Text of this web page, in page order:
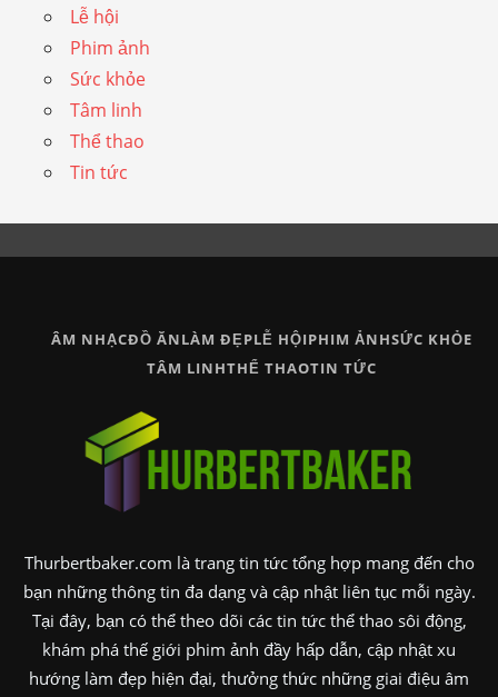
Lễ hội
Phim ảnh
Sức khỏe
Tâm linh
Thể thao
Tin tức
ÂM NHẠCĐỒ ĂNLÀM ĐẸPLỄ HỘIPHIM ẢNHSỨC KHỎE
TÂM LINHTHỂ THAOTIN TỨC
Thurbertbaker.com là trang tin tức tổng hợp mang đến cho
bạn những thông tin đa dạng và cập nhật liên tục mỗi ngày.
Tại đây, bạn có thể theo dõi các tin tức thể thao sôi động,
khám phá thế giới phim ảnh đầy hấp dẫn, cập nhật xu
hướng làm đẹp hiện đại, thưởng thức những giai điệu âm